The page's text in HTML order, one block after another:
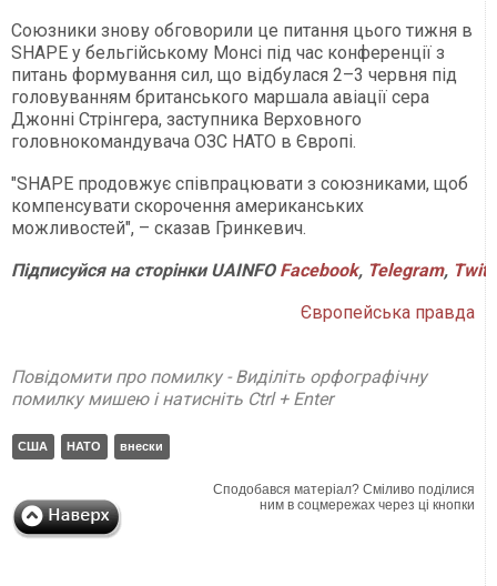
Союзники знову обговорили це питання цього тижня в
SHAPE у бельгійському Монсі під час конференції з
питань формування сил, що відбулася 2–3 червня під
головуванням британського маршала авіації сера
Джонні Стрінгера, заступника Верховного
головнокомандувача ОЗС НАТО в Європі.
"SHAPE продовжує співпрацювати з союзниками, щоб
компенсувати скорочення американських
можливостей", – сказав Гринкевич.
ПідписуйсянасторінкиUAINFO Facebook, Telegram,
Європейська правда
Повідомити про помилку - Виділіть орфографічну
помилку мишею і натисніть Ctrl + Enter
США НАТО внески
Сподобався матеріал? Сміливо поділися
ним в соцмережах через ці кнопки